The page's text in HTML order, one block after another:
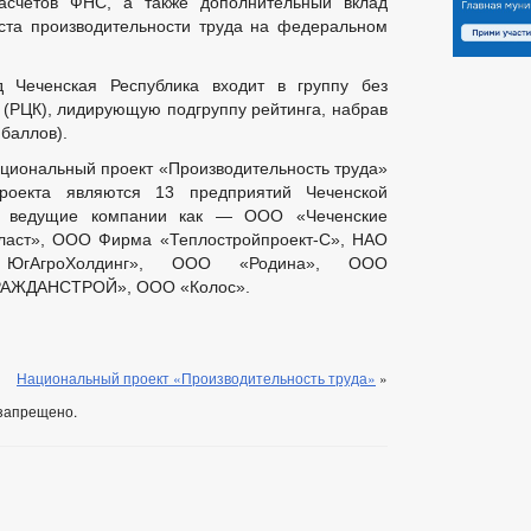
производительности труда на федеральном
Республика входит в группу без
(РЦК), лидирующую подгруппу рейтинга, набрав
проект «Производительность труда»
являются 13 предприятий Чеченской
ведущие компании как — ООО «Чеченские
ООО Фирма «Теплостройпроект-С», НАО
ООО «Родина», ООО
ООО «Колос».
Национальный проект «Производительность труда» »